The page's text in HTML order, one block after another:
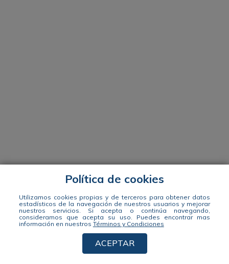
Política de cookies
Utilizamos cookies propias y de terceros para obtener datos
estadísticos de la navegación de nuestros usuarios y mejorar
nuestros servicios. Si acepta o continúa navegando,
consideramos que acepta su uso. Puedes encontrar mas
información en nuestros Términos y Condiciones
ACEPTAR